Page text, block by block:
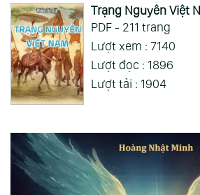
Trạng Nguyên Việt
PDF - 211 trang
Lượt xem : 7140
Lượt đọc : 1896
Lượt tải : 1904